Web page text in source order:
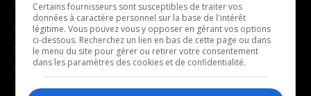
- Affaires municipales
- Communauté / Social
- Culture
- Économie
- Décompte franco
- Joué récemment
BALADOS
Certains fournisseurs sont susceptibles de traiter vos
données à caractère personnel sur la base de l'intérêt
légitime. Vous pouvez vous y opposer en gérant vos options
ci-dessous. Recherchez un lien en bas de cette page ou dans
le menu du site pour gérer ou retirer votre consentement
dans les paramètres des cookies et de confidentialité.